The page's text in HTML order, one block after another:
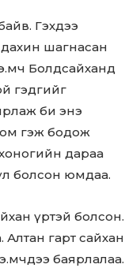
newsletter
Гэхдээ
шагнасан
Болдсайханд
гэдгийг
би энэ
гэж бодож
дараа
болсон юмдаа.
үртэй болсон.
гарт сайхан
э.мчдээ баярлалаа.